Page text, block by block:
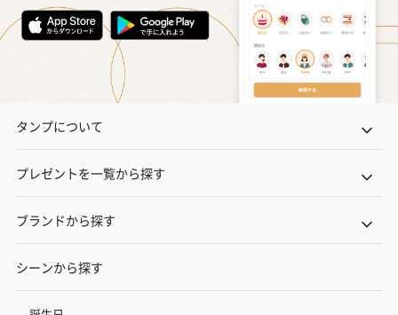
タンプについて
プレゼントを一覧から探す
ブランドから探す
シーンから探す